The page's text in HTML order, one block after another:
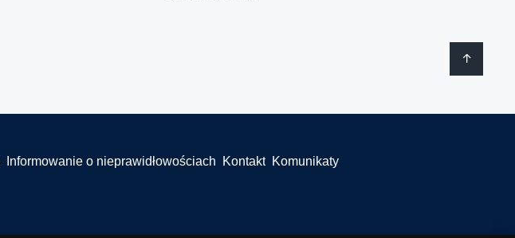
Informowanie o nieprawidłowościach Kontakt Komunikaty